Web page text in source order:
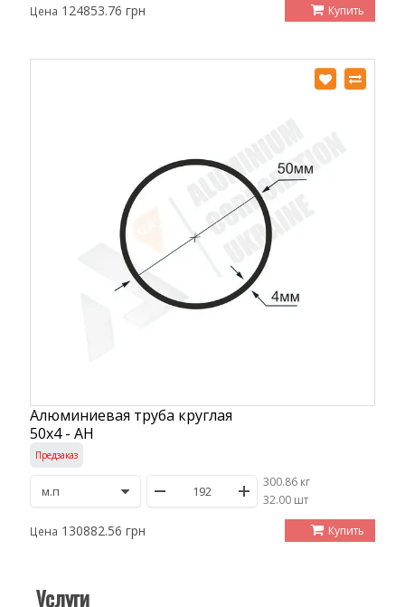
Цена 124853.76 грн Купить
Алюминиевая труба круглая
50х4 - АН
Предзаказ
300.86 кг
/32.00 шт
Цена 130882.56 грн Купить
Услуги